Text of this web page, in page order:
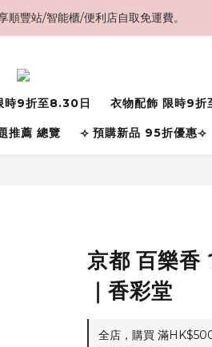
豐站/智能櫃/便利店自取免運費。
時9折至8.30日 衣物配飾 限時9
推薦 總覽 ⟢ 預購新品 95折優惠⟢
京都 百樂香
｜香彩堂
全店，購買 滿